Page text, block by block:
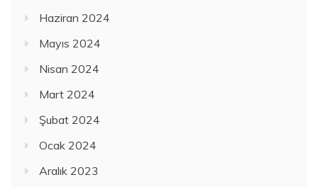
Haziran 2024
Mayıs 2024
Nisan 2024
Mart 2024
Şubat 2024
Ocak 2024
Aralık 2023